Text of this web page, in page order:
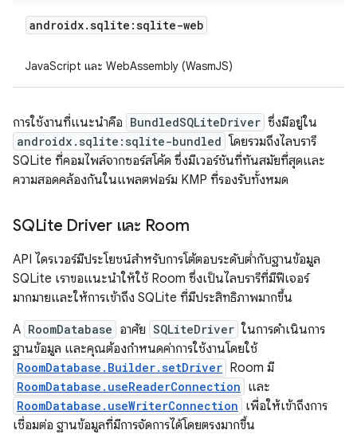
androidx.sqlite:sqlite-web
JavaScript และ WebAssembly (WasmJS)
การใช้งานที่แนะนำคือ BundledSQLiteDriver ซึ่งมีอยู่ใน
androidx.sqlite:sqlite-bundled โดยรวมถึงไลบรารี
SQLite ที่คอมไพล์จากซอร์สโค้ด ซึ่งมีเวอร์ชันที่ทันสมัยที่สุดและ
ความสอดคล้องกันในแพลตฟอร์ม KMP ที่รองรับทั้งหมด
SQLite Driver และ Room
API ไดรเวอร์มีประโยชน์สำหรับการโต้ตอบระดับต่ำกับฐานข้อมูล
SQLite เราขอแนะนำให้ใช้ Room ซึ่งเป็นไลบรารีที่มีฟีเจอร์
มากมายและให้การเข้าถึง SQLite ที่มีประสิทธิภาพมากขึ้น
A RoomDatabase อาศัย SQLiteDriver ในการดำเนินการ
ฐานข้อมูล และคุณต้องกำหนดค่าการใช้งานโดยใช้
RoomDatabase.Builder.setDriver Room มี
RoomDatabase.useReaderConnection และ
RoomDatabase.useWriterConnection เพื่อให้เข้าถึงการ
เชื่อมต่อ ฐานข้อมูลที่มีการจัดการได้โดยตรงมากขึ้น